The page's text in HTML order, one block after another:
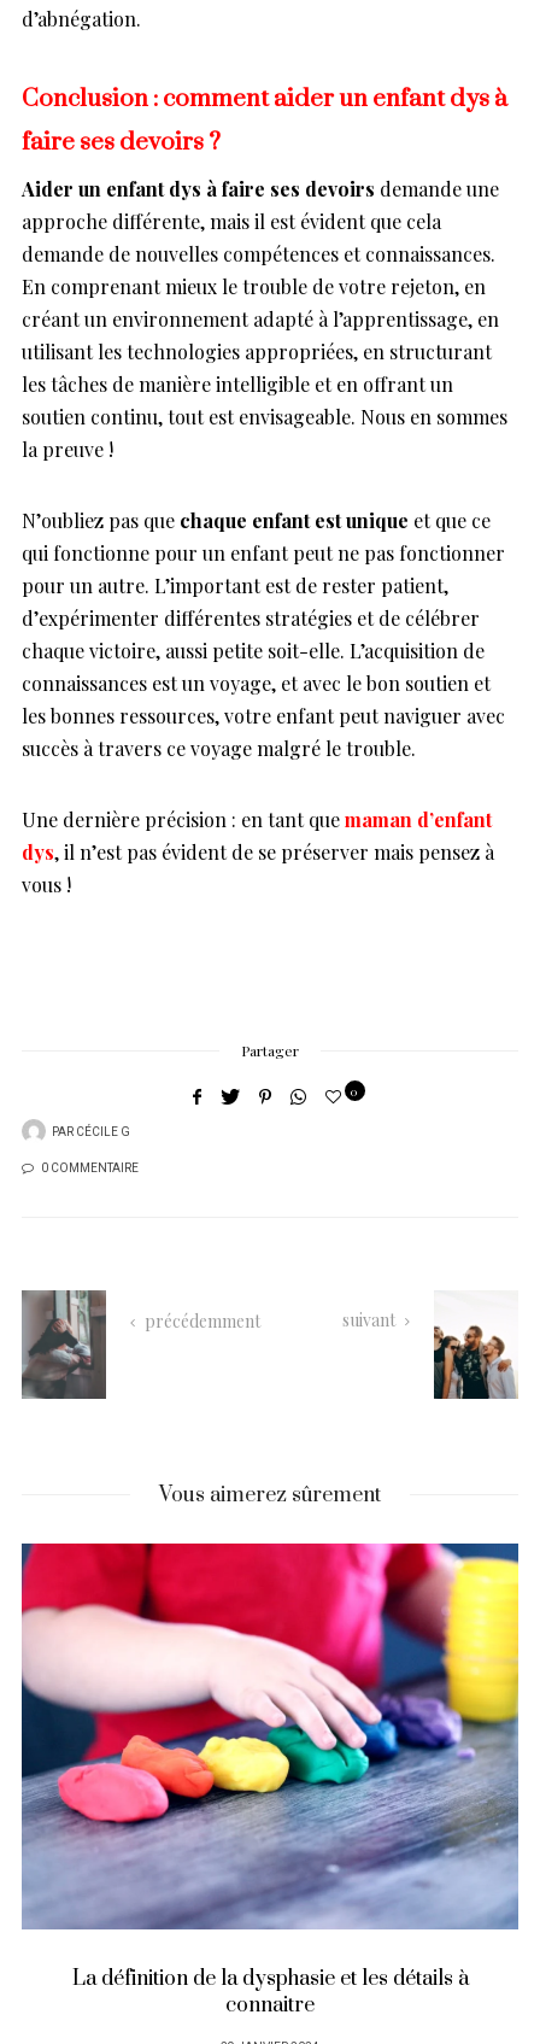
d’abnégation.
Conclusion : comment aider un enfant dys à
faire ses devoirs ?
Aider un enfant dys à faire ses devoirs demande une
approche différente, mais il est évident que cela
demande de nouvelles compétences et connaissances.
En comprenant mieux le trouble de votre rejeton, en
créant un environnement adapté à l’apprentissage, en
utilisant les technologies appropriées, en structurant
les tâches de manière intelligible et en offrant un
soutien continu, tout est envisageable. Nous en sommes
la preuve !
N’oubliez pas que chaque enfant est unique et que ce
qui fonctionne pour un enfant peut ne pas fonctionner
pour un autre. L’important est de rester patient,
d’expérimenter différentes stratégies et de célébrer
chaque victoire, aussi petite soit-elle. L’acquisition de
connaissances est un voyage, et avec le bon soutien et
les bonnes ressources, votre enfant peut naviguer avec
succès à travers ce voyage malgré le trouble.
Une dernière précision : en tant quemaman d’enfant
dys, il n’est pas évident de se préserver mais pensez à
vous !
Partager
PAR CÉCILE G
0
0 COMMENTAIRE
précédemment suivant
Vous aimerez sûrement
de la dysphasie et les détails à